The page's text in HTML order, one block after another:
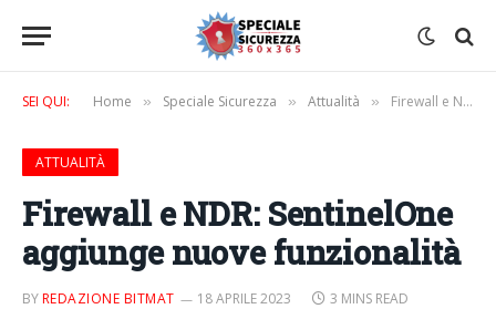
SEI QUI: Home » Speciale Sicurezza » Attualità » Firewall e NDR: SentinelOne aggiunge nuove funzionalità
ATTUALITÀ
Firewall e NDR: SentinelOne
aggiunge nuove funzionalità
BYREDAZIONE BITMAT 18 APRILE 2023 3 MINS READ